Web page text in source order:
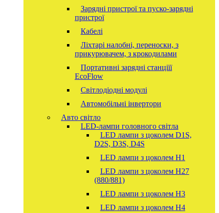
Зарядні пристрої та пуско-зарядні
пристрої
Кабелі
Ліхтарі налобні, переноски, з
прикурювачем, з крокодилами
Портативні зарядні станціїї
EcoFlow
Світлодіодні модулі
Автомобільні інвертори
Авто світло
LED-лампи головного світла
LED лампи з цоколем D1S,
D2S, D3S, D4S
LED лампи з цоколем H1
LED лампи з цоколем H27
(880/881)
LED лампи з цоколем H3
LED лампи з цоколем H4